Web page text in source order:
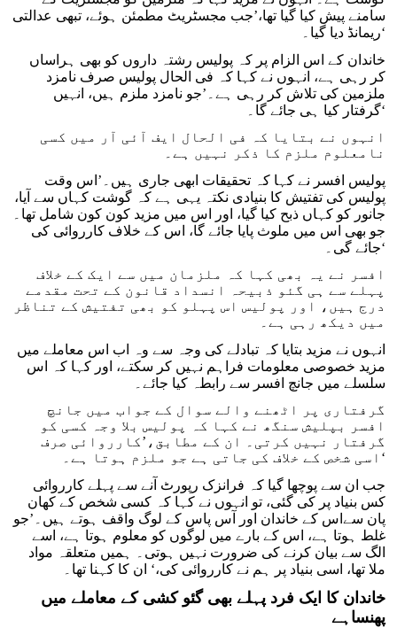
سامنے پیش کیا گیا تھا،’جب مجسٹریٹ مطمئن ہوئے، تبھی عدالتی
ریمانڈ دیا گیا۔‘
خاندان کے اس الزام پر کہ پولیس رشتہ داروں کو بھی ہراساں
کر رہی ہے، انہوں نے کہا کہ فی الحال پولیس صرف نامزد
ملزمین کی تلاش کر رہی ہے۔’جو نامزد ملزم ہیں، انہیں
گرفتار کیا ہی جائے گا۔‘
انہوں نے بتایا کہ فی الحال ایف آئی آر میں کسی
نامعلوم ملزم کا ذکر نہیں ہے۔
پولیس افسر نے کہا کہ تحقیقات ابھی جاری ہیں۔’اس وقت
پولیس کی تفتیش کا بنیادی نکتہ یہی ہے کہ گوشت کہاں سے آیا،
جانور کو کہاں ذبح کیا گیا، اور اس میں مزید کون کون شامل تھا۔
جو بھی اس میں ملوث پایا جائے گا، اس کے خلاف کارروائی کی
جائے گی۔‘
افسر نے یہ بھی کہا کہ ملزمان میں سے ایک کے خلاف
پہلے سے ہی گئو ذبیحہ انسداد قانون کے تحت مقدمے
درج ہیں، اور پولیس اس پہلو کو بھی تفتیش کے تناظر
میں دیکھ رہی ہے۔
انہوں نے مزید بتایا کہ تبادلے کی وجہ سے وہ اب اس معاملے میں
مزید خصوصی معلومات فراہم نہیں کر سکتے، اور کہا کہ اس
سلسلے میں جانچ افسر سے رابطہ کیا جائے۔
گرفتاری پر اٹھنے والے سوال کے جواب میں جانچ
افسر بپلیش سنگھ نے کہا کہ پولیس بلا وجہ کسی کو
گرفتار نہیں کرتی۔ ان کے مطابق،’کارروائی صرف
اسی شخص کے خلاف کی جاتی ہے جو ملزم ہوتا ہے۔‘
جب ان سے پوچھا گیا کہ فرانزک رپورٹ آنے سے پہلے کارروائی
کس بنیاد پر کی گئی، تو انہوں نے کہا کہ کسی شخص کے کھان
پان سےاس کے خاندان اور آس پاس کے لوگ واقف ہوتے ہیں۔’جو
غلط ہوتا ہے، اس کے بارے میں لوگوں کو معلوم ہوتا ہے، اسے
الگ سے بیان کرنے کی ضرورت نہیں ہوتی۔ ہمیں متعلقہ مواد
ملا تھا، اسی بنیاد پر ہم نے کارروائی کی،‘ ان کا کہنا تھا۔
خاندان کا ایک فرد پہلے بھی گئو کشی کے معاملے میں
پھنساہے